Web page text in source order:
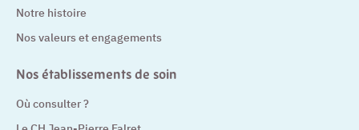
Notre histoire
Nos valeurs et engagements
Nos établissements de soin
Où consulter ?